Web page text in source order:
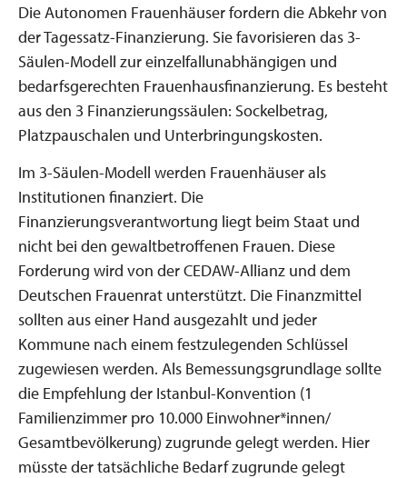
Die Autonomen Frauenhäuser fordern die Abkehr von
der Tagessatz-Finanzierung. Sie favorisieren das 3-
Säulen-Modell zur einzelfallunabhängigen und
bedarfsgerechten Frauenhausfinanzierung. Es besteht
aus den 3 Finanzierungssäulen: Sockelbetrag,
Platzpauschalen und Unterbringungskosten.
Im 3-Säulen-Modell werden Frauenhäuser als
Institutionen finanziert. Die
Finanzierungsverantwortung liegt beim Staat und
nicht bei den gewaltbetroffenen Frauen. Diese
Forderung wird von der CEDAW-Allianz und dem
Deutschen Frauenrat unterstützt. Die Finanzmittel
sollten aus einer Hand ausgezahlt und jeder
Kommune nach einem festzulegenden Schlüssel
zugewiesen werden. Als Bemessungsgrundlage sollte
die Empfehlung der Istanbul-Konvention (1
Familienzimmer pro 10.000 Einwohner*innen/
Gesamtbevölkerung) zugrunde gelegt werden. Hier
müsste der tatsächliche Bedarf zugrunde gelegt